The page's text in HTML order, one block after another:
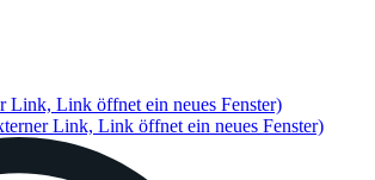
Link, Link öffnet ein neues Fenster)
Link, Link öffnet ein neues Fenster)